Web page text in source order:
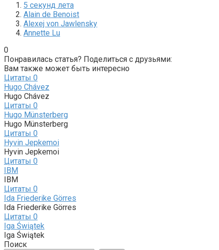
5 секунд лета
Alain de Benoist
Alexej von Jawlensky
Annette Lu
0
Понравилась статья? Поделиться с друзьями:
Вам также может быть интересно
Цитаты 0
Hugo Chávez
Hugo Chávez
Цитаты 0
Hugo Münsterberg
Hugo Münsterberg
Цитаты 0
Hyvin Jepkemoi
Hyvin Jepkemoi
Цитаты 0
IBM
IBM
Цитаты 0
Ida Friederike Görres
Ida Friederike Görres
Цитаты 0
Iga Świątek
Iga Świątek
Поиск